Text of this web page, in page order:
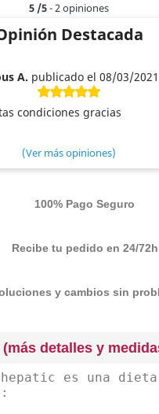
5 /5-2opiniones
Destacada
A. publicado el 08/03/2021
condiciones gracias
(Ver más opiniones)
100% Pago Seguro
Recibe tu pedido en 24/72h
y cambios sin
detalles y
es una dieta